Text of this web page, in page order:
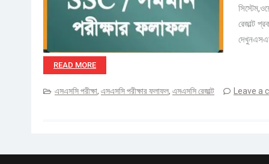
রেজাল্ট
READ MORE
এসএসসি পরীক্ষা, এসএসসি পরীক্ষার ফলাফল, এসএসসি রেজাল্ট Leave a